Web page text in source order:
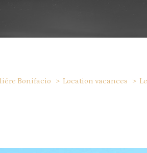
Bonifacio Location vacances